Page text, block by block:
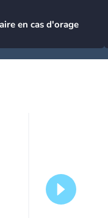
en cas d'orage